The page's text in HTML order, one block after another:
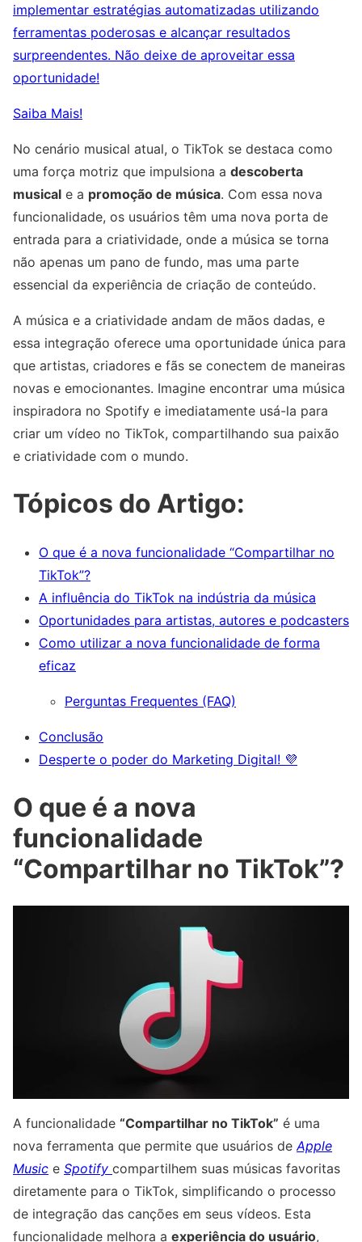
implementar estratégias automatizadas utilizando
ferramentas poderosas e alcançar resultados
surpreendentes. Não deixe de aproveitar essa
oportunidade!
Saiba Mais!
No cenário musical atual, o TikTok se destaca como
uma força motriz que impulsiona a descoberta
musical e a promoção de música. Com essa nova
funcionalidade, os usuários têm uma nova porta de
entrada para a criatividade, onde a música se torna
não apenas um pano de fundo, mas uma parte
essencial da experiência de criação de conteúdo.
A música e a criatividade andam de mãos dadas, e
essa integração oferece uma oportunidade única para
que artistas, criadores e fãs se conectem de maneiras
novas e emocionantes. Imagine encontrar uma música
inspiradora no Spotify e imediatamente usá-la para
criar um vídeo no TikTok, compartilhando sua paixão
e criatividade com o mundo.
Tópicos do Artigo:
O que é a nova funcionalidade “Compartilhar no
TikTok”?
A influência do TikTok na indústria da música
Oportunidades para artistas, autores e podcasters
Como utilizar a nova funcionalidade de forma
eficaz
Perguntas Frequentes (FAQ)
Conclusão
Desperte o poder do Marketing Digital! 💜
O que é a nova
funcionalidade
“Compartilhar no TikTok”?
A funcionalidade “Compartilhar no TikTok” é uma
nova ferramenta que permite que usuários deApple
Music e Spotify compartilhem suas músicas favoritas
diretamente para o TikTok, simplificando o processo
de integração das canções em seus vídeos. Esta
funcionalidade melhora a experiência do usuário,